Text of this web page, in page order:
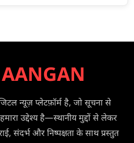
AANGAN
न्यूज़ प्लेटफ़ॉर्म है, जो सूचना से
उद्देश्य है—स्थानीय मुद्दों से लेकर
संदर्भ और निष्पक्षता के साथ प्रस्तुत